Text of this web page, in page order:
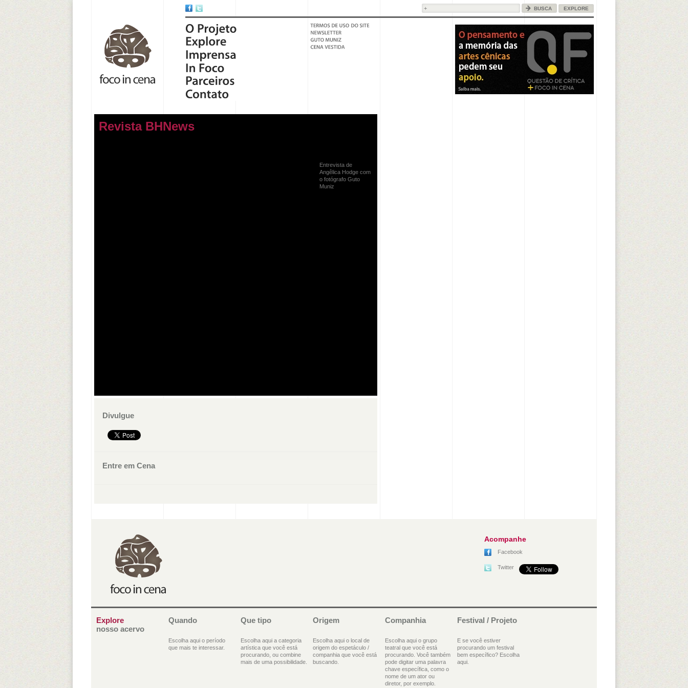
EXPLORE
Revista BHNews
Entrevista de
Angêlica Hodge com
o fotógrafo Guto
Muniz
Divulgue
Entre em Cena
Acompanhe
Facebook
Twitter
Explore
nosso acervo
Quando
Escolha aqui o período
que mais te interessar.
Que tipo
Escolha aqui a categoria
artística que você está
procurando, ou combine
mais de uma possibilidade.
Origem
Escolha aqui o local de
origem do espetáculo /
companhia que você está
buscando.
Companhia
Escolha aqui o grupo
teatral que você está
procurando. Você também
pode digitar uma palavra
chave específica, como o
nome de um ator ou
diretor, por exemplo.
Festival / Projeto
E se você estiver
procurando um festival
bem específico? Escolha
aqui.